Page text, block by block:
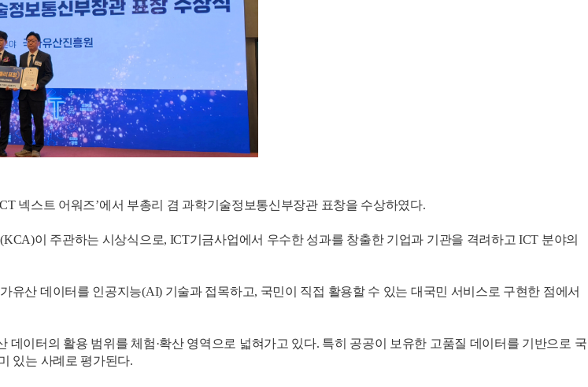
넥스트 어워즈’에서 부총리 겸 과학기술정보통신부장관 표창을 수상하였다.
이 주관하는 시상식으로, ICT기금사업에서 우수한 성과를 창출한 기업과 기관을 격려하고 ICT 분야의
유산 데이터를 인공지능(AI) 기술과 접목하고, 국민이 직접 활용할 수 있는 대국민 서비스로 구현한 점에서
데이터의 활용 범위를 체험·확산 영역으로 넓혀가고 있다. 특히 공공이 보유한 고품질 데이터를 기반으로 국
있는 사례로 평가된다.